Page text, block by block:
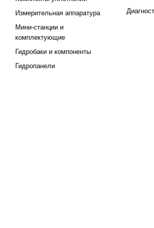
Измерительная аппаратура
Мини-станции и
комплектующие
Гидробаки и компоненты
Гидропанели